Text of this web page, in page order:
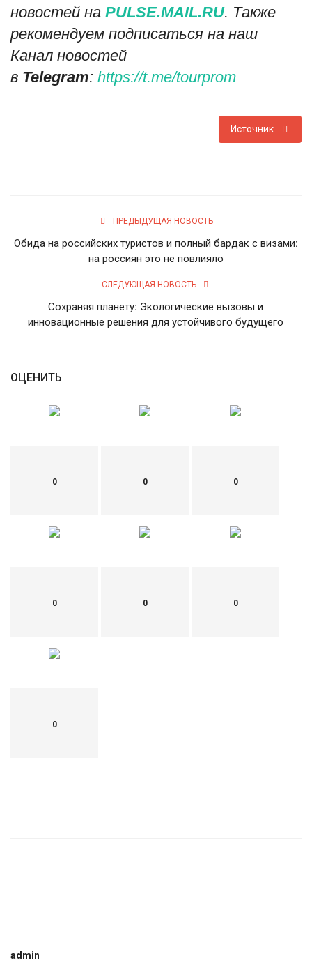
новостей на PULSE.MAIL.RU. Также
рекомендуем подписаться на наш
Канал новостей
в Telegram: https://t.me/tourprom
Источник
ПРЕДЫДУЩАЯ НОВОСТЬ
Обида на российских туристов и полный бардак с визами:
на россиян это не повлияло
СЛЕДУЮЩАЯ НОВОСТЬ
Сохраняя планету: Экологические вызовы и
инновационные решения для устойчивого будущего
ОЦЕНИТЬ
0 0 0
0 0 0
0
admin